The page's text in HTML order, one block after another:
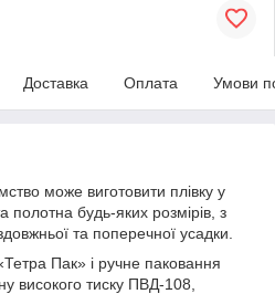
Доставка Оплата Умови
може виготовити плівку у
полотна будь-яких розмірів, з
та поперечної усадки.
Пак» і ручне паковання
високого тиску ПВД-108,